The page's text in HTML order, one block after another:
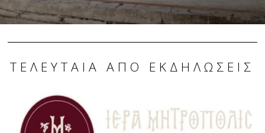
ΤΕΛΕΥΤΑΊΑ ΑΠΌ ΕΚΔΗΛΏΣΕΙΣ